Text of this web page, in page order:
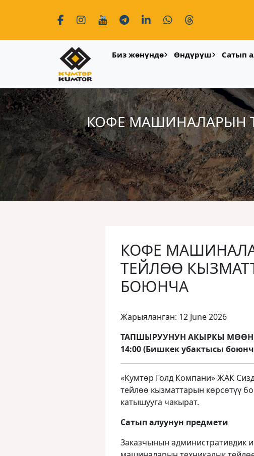
Биз жөнүндө Өндүрүш Сатып
КОФЕ МАШИНАЛАРЫН
КОФЕ
ТЕЙЛӨӨ
БОЮНЧА
Жарыяланган: 12 June 2026
ТАПШЫРУУНУН АКЫРКЫ
14:00 (Бишкек убактысы
«Кумтөр Голд Компани» ЖАК
тейлөө кызматтарын көрсөтүү
катышууга чакырат.
Сатып алуунун предмети
Заказчынын административдик